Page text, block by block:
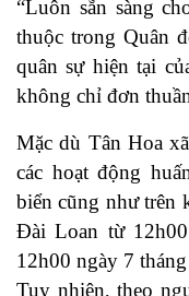
“Luôn sẵn sàng
thuộc trong Quân
quân sự hiện tại
không chỉ đơn
Mặc dù Tân Hoa
các hoạt động
biển cũng như trên
Đài Loan từ
12h00 ngày 7
Tuy nhiên, theo